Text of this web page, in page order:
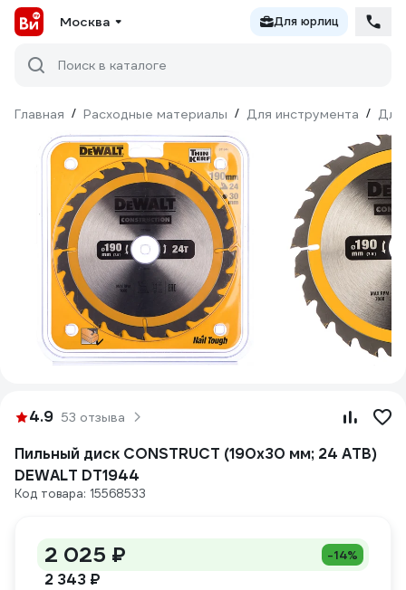
Москва Для юрлиц
Поиск в каталоге
Главная / Расходные материалы / Для инструмента / Для
4.9 53 отзыва
Пильный диск CONSTRUCT (190х30 мм; 24 ATB)
DEWALT DT1944
Код товара: 15568533
2 025 ₽ -14%
2 343 ₽